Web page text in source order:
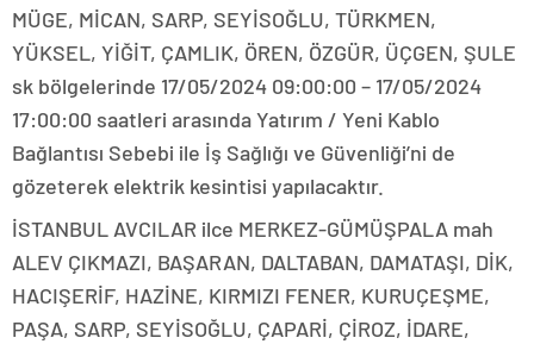
MÜGE, MİCAN, SARP, SEYİSOĞLU, TÜRKMEN,
YÜKSEL, YİĞİT, ÇAMLIK, ÖREN, ÖZGÜR, ÜÇGEN, ŞULE
sk bölgelerinde 17/05/2024 09:00:00 – 17/05/2024
17:00:00 saatleri arasında Yatırım / Yeni Kablo
Bağlantısı Sebebi ile İş Sağlığı ve Güvenliği’ni de
gözeterek elektrik kesintisi yapılacaktır.
İSTANBUL AVCILAR ilce MERKEZ-GÜMÜŞPALA mah
ALEV ÇIKMAZI, BAŞARAN, DALTABAN, DAMATAŞI, DİK,
HACIŞERİF, HAZİNE, KIRMIZI FENER, KURUÇEŞME,
PAŞA, SARP, SEYİSOĞLU, ÇAPARİ, ÇİROZ, İDARE,